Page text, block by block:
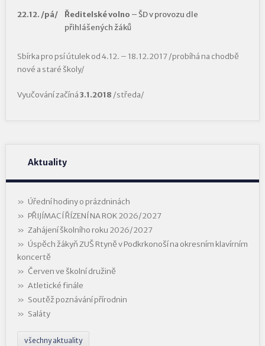
22.12. /pá/
Ředitelské volno – ŠD v provozu dle
přihlášených žáků
Sbírka pro psí útulek od 4.12. – 18.12.2017 /probíhá na chodbě
nové a staré školy/
Vyučování začíná3.1.2018 /středa/
Aktuality
Úřední hodiny o prázdninách
PŘIJÍMACÍ ŘÍZENÍ NA ROK 2026/2027
Zahájení školního roku 2026/2027
Úspěch žákyň ZUŠ Rtyně v Podkrkonoší na okresním klavírním
koncertě
Červen ve školní družině
Atletické finále
Soutěž poznávání přírodnin
Saláty
všechny aktuality